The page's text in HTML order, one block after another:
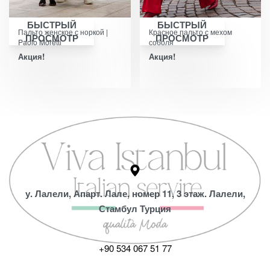
БЫСТРЫЙ
ПРОСМОТР
Пальто женское с норкой |
Paolo Moretti
Акция!
БЫСТРЫЙ
ПРОСМОТР
Красное пальто с мехом
соболя
Акция!
у. Лалели, Апарт. Лале, номер 11, 3 этаж. Лалели,
Стамбул Турция
+90 534 067 51 77